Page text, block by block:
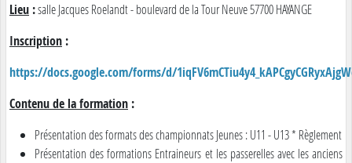
Lieu :salle Jacques Roelandt - boulevard de la Tour Neuve 57700 HAYANGE
Inscription :
https://docs.google.com/forms/d/
Contenu de la formation :
Présentation des formats des championnats Jeunes : U11 - U13 * Règlement
Présentation des formations Entraineurs et les passerelles avec les anciens